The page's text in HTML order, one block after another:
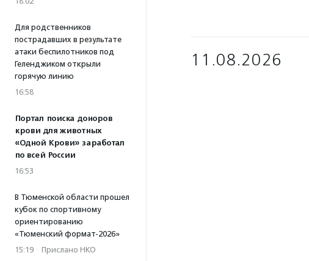
Для родственников
пострадавших в результате
атаки беспилотников под
Геленджиком открыли
горячую линию
16:58
Портал поиска доноров
крови для животных
«Одной Крови» заработал
по всей России
16:53
В Тюменской области прошел
кубок по спортивному
ориентированию
«Тюменский формат-2026»
15:19 · Прислано НКО
11.08.2026